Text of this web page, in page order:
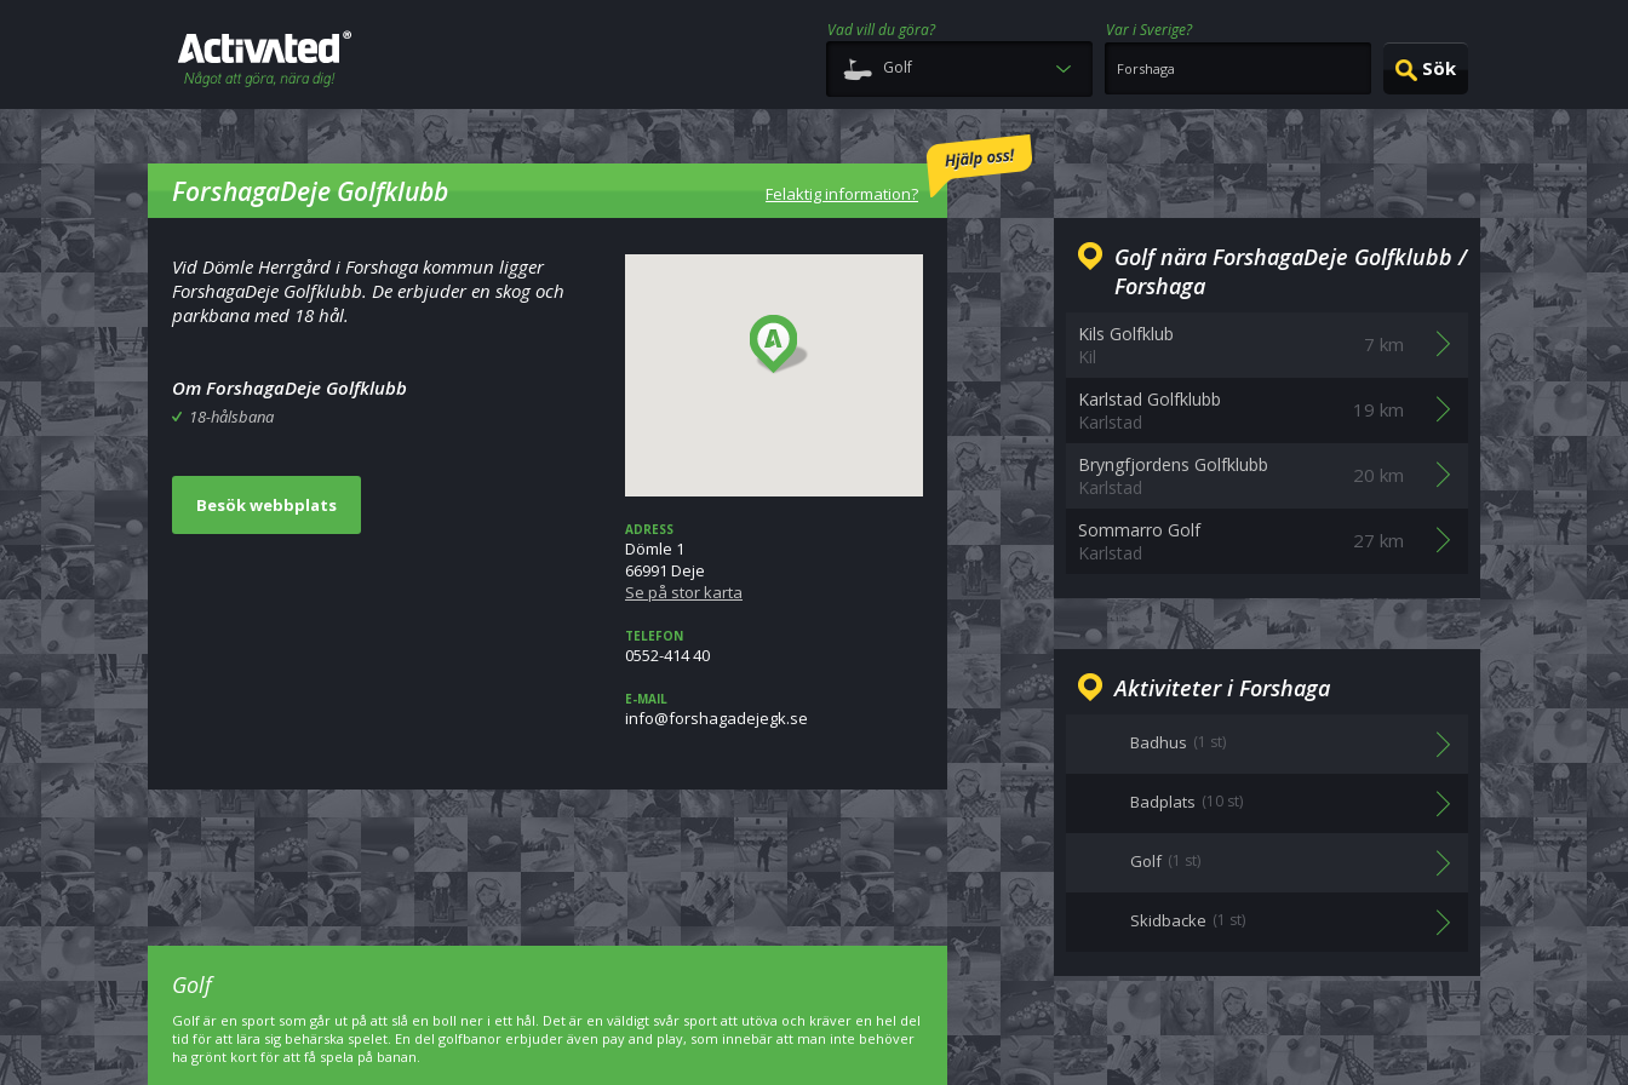
Vad vill du göra?
Var i Sverige?
Golf
ForshagaDeje Golfklubb Felaktig information?
Vid Dömle Herrgård i Forshaga kommun ligger
ForshagaDeje Golfklubb. De erbjuder en skog och
parkbana med 18 hål.
Om ForshagaDeje Golfklubb
18-hålsbana
Besök webbplats
ADRESS
Dömle 1
66991 Deje
Se på stor karta
TELEFON
0552-414 40
E-MAIL
es.kgejedagahsrof@ofni
Golf nära ForshagaDeje Golfklubb /
Forshaga
Kils Golfklub
Kil
7 km
Karlstad Golfklubb
Karlstad
19 km
Bryngfjordens Golfklubb
Karlstad
20 km
Sommarro Golf
Karlstad
27 km
Aktiviteter i Forshaga
Badhus (1 st)
Badplats (10 st)
Golf (1 st)
Skidbacke (1 st)
Golf
Golf är en sport som går ut på att slå en boll ner i ett hål. Det är en väldigt svår sport att utöva och kräver en hel del
tid för att lära sig behärska spelet. En del golfbanor erbjuder även pay and play, som innebär att man inte behöver
ha grönt kort för att få spela på banan.